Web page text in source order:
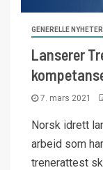
GENERELLE NYHETER
Lanserer
7. mars 2021
Norsk idrett
arbeid som
trenerattest